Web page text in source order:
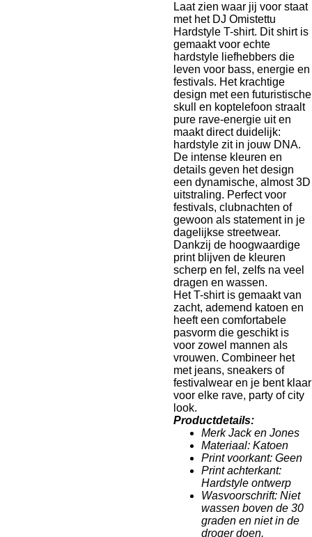
Laat zien waar jij voor staat
met het DJ Omistettu
Hardstyle T-shirt. Dit shirt is
gemaakt voor echte
hardstyle liefhebbers die
leven voor bass, energie en
festivals. Het krachtige
design met een futuristische
skull en koptelefoon straalt
pure rave-energie uit en
maakt direct duidelijk:
hardstyle zit in jouw DNA.
De intense kleuren en
details geven het design
een dynamische, almost 3D
uitstraling. Perfect voor
festivals, clubnachten of
gewoon als statement in je
dagelijkse streetwear.
Dankzij de hoogwaardige
print blijven de kleuren
scherp en fel, zelfs na veel
dragen en wassen.
Het T-shirt is gemaakt van
zacht, ademend katoen en
heeft een comfortabele
pasvorm die geschikt is
voor zowel mannen als
vrouwen. Combineer het
met jeans, sneakers of
festivalwear en je bent klaar
voor elke rave, party of city
look.
Productdetails:
Merk Jack en Jones
Materiaal: Katoen
Print voorkant: Geen
Print achterkant:
Hardstyle ontwerp
Wasvoorschrift: Niet
wassen boven de 30
graden en niet in de
droger doen.